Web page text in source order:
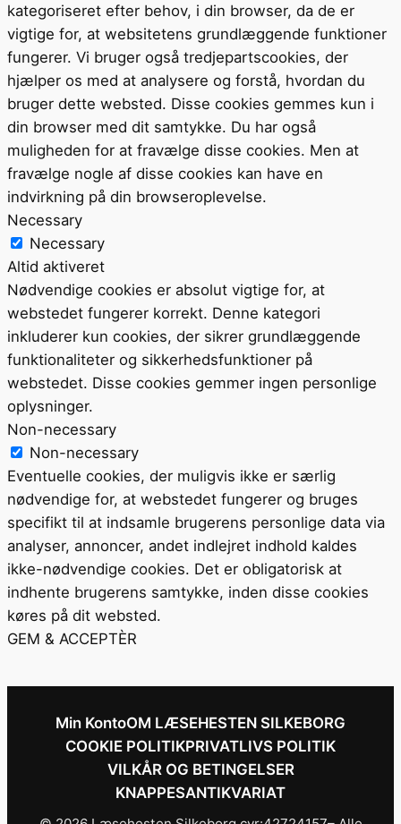
kategoriseret efter behov, i din browser, da de er
vigtige for, at websitetens grundlæggende funktioner
fungerer. Vi bruger også tredjepartscookies, der
hjælper os med at analysere og forstå, hvordan du
bruger dette websted. Disse cookies gemmes kun i
din browser med dit samtykke. Du har også
muligheden for at fravælge disse cookies. Men at
fravælge nogle af disse cookies kan have en
indvirkning på din browseroplevelse.
Necessary
Necessary
Altid aktiveret
Nødvendige cookies er absolut vigtige for, at
webstedet fungerer korrekt. Denne kategori
inkluderer kun cookies, der sikrer grundlæggende
funktionaliteter og sikkerhedsfunktioner på
webstedet. Disse cookies gemmer ingen personlige
oplysninger.
Non-necessary
Non-necessary
Eventuelle cookies, der muligvis ikke er særlig
nødvendige for, at webstedet fungerer og bruges
specifikt til at indsamle brugerens personlige data via
analyser, annoncer, andet indlejret indhold kaldes
ikke-nødvendige cookies. Det er obligatorisk at
indhente brugerens samtykke, inden disse cookies
køres på dit websted.
GEM & ACCEPTÈR
Min KontoOM LÆSEHESTEN SILKEBORG
COOKIE POLITIKPRIVATLIVS POLITIK
VILKÅR OG BETINGELSER
KNAPPESANTIKVARIAT